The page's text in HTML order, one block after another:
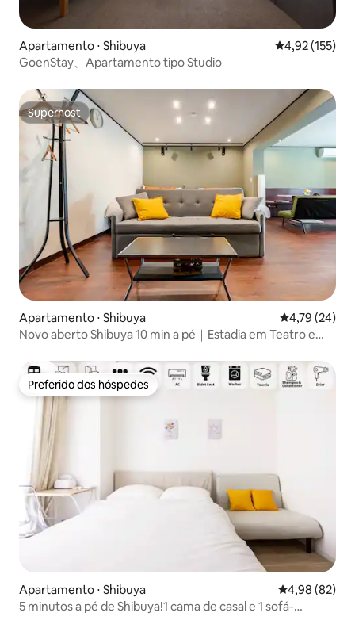
Apartamento ⋅ Shibuya 4,92 de uma
4,92 (155)
GoenStay、Apartamento tipo Studio
Superhost
Superhost
Apartamento ⋅ Shibuya 4,79 de uma
4,79 (24)
Novo aberto Shibuya 10 min a pé｜Estadia em Teatro e
Preferido dos hóspedes
Preferido dos hóspedes
Apartamento ⋅ Shibuya 4,98 de uma
4,98 (82)
5 minutos a pé de Shibuya!1 cama de casal e 1 sofá-